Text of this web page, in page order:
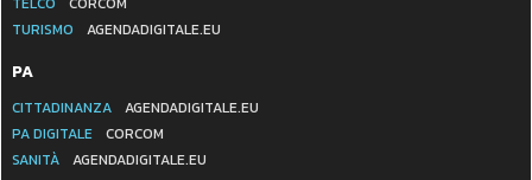
TURISMO
AGENDADIGITALE.EU
PA
CITTADINANZA
AGENDADIGITALE.EU
PA DIGITALE
CORCOM
SANITÀ
AGENDADIGITALE.EU